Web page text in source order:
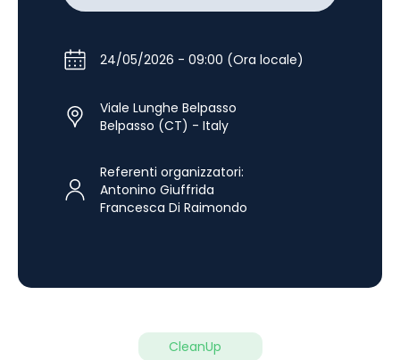
CleanUp
24/05/2026 - 09:00 (Ora locale)
Viale Lunghe Belpasso
Belpasso (CT) - Italy
Referenti organizzatori:
Antonino Giuffrida
Francesca Di Raimondo